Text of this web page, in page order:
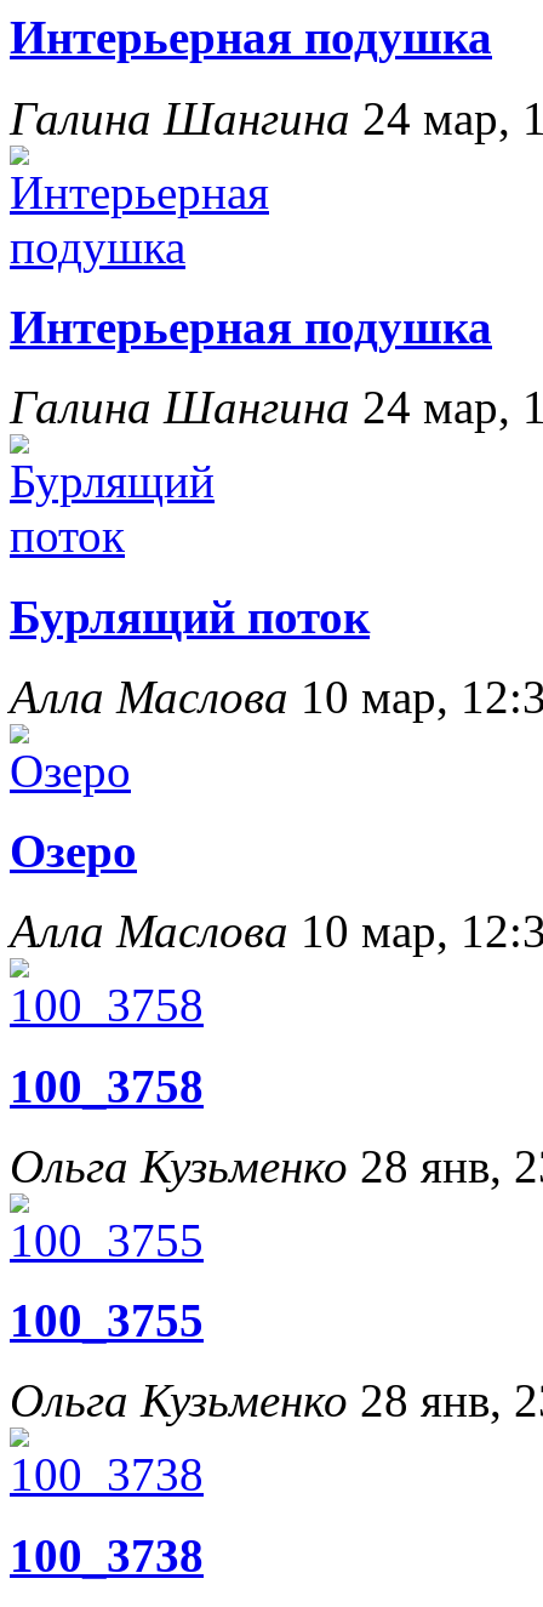
Интерьерная подушка
Галина Шангина 24 мар,
Интерьерная подушка
Галина Шангина 24 мар,
Бурлящий поток
Алла Маслова 10 мар,
Озеро
Алла Маслова 10 мар,
100_3758
Ольга Кузьменко 28 янв,
100_3755
Ольга Кузьменко 28 янв,
100_3738